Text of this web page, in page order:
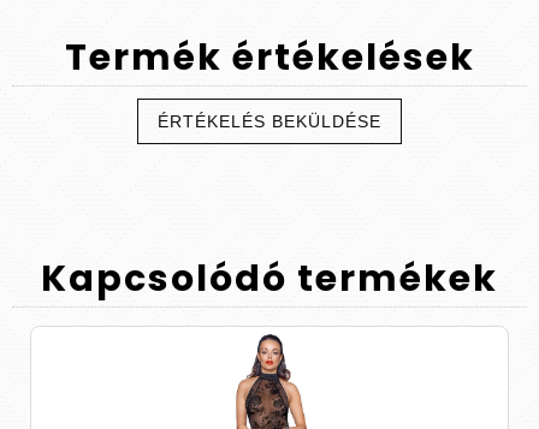
Termék értékelések
ÉRTÉKELÉS BEKÜLDÉSE
Kapcsolódó termékek